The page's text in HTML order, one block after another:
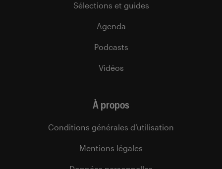
Sélections et guides
Agenda
Podcasts
Vidéos
À propos
Conditions générales d’utilisation
Mentions légales